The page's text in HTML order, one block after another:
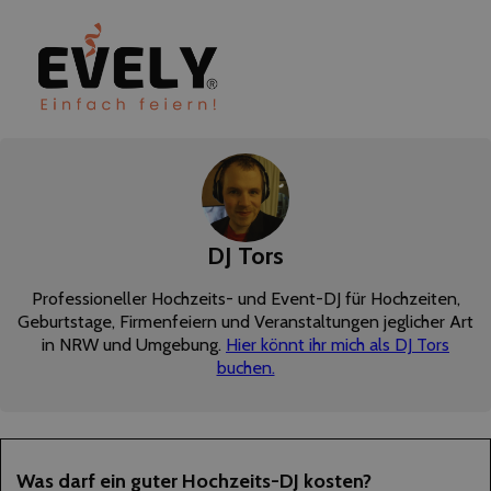
DJ Tors
Professioneller Hochzeits- und Event-DJ für Hochzeiten,
Geburtstage, Firmenfeiern und Veranstaltungen jeglicher Art
in NRW und Umgebung. Hier könnt ihr mich als DJ Tors
buchen.
22
Was darf ein guter Hochzeits-DJ kosten?